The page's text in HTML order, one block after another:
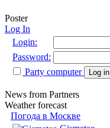
Poster
Log In
Login:
Password:
Party computer
Log in
News from Partners
Weather forecast
Погода в Москве